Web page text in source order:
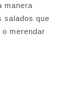
manera
salados que
merendar